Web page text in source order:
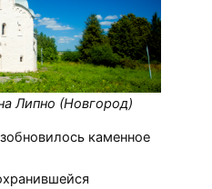
Липно (Новгород)
каменное